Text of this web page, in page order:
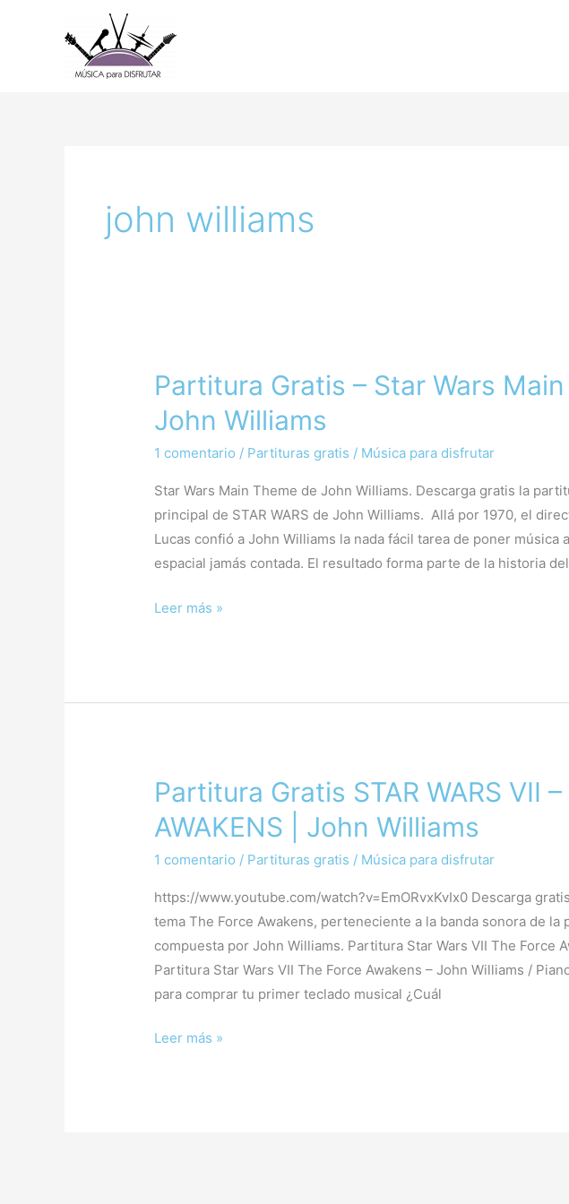
john williams
Partitura Gratis – Star Wars Main
John Williams
1 comentario / Partituras gratis / Música para disfrutar
Star Wars Main Theme de John Williams. Descarga gratis la
principal de STAR WARS de John Williams. Allá por 1970, el
Lucas confió a John Williams la nada fácil tarea de poner música
espacial jamás contada. El resultado forma parte de la historia
Partitura
–
Star
Main
Theme
|
John
Leer más »
Partitura Gratis STAR WARS VII –
AWAKENS | John Williams
1 comentario / Partituras gratis / Música para disfrutar
https://www.youtube.com/watch?v=EmORvxKvIx0 Descarga
tema The Force Awakens, perteneciente a la banda sonora de la
compuesta por John Williams. Partitura Star Wars VII The Force
Partitura Star Wars VII The Force Awakens – John Williams /
para comprar tu primer teclado musical ¿Cuál
Partitura
STAR
WARS
–
THE
FORCE
AWAKENS
|
Leer más »